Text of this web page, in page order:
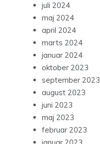
juli 2024
maj 2024
april 2024
marts 2024
januar 2024
oktober 2023
september 2023
august 2023
juni 2023
maj 2023
februar 2023